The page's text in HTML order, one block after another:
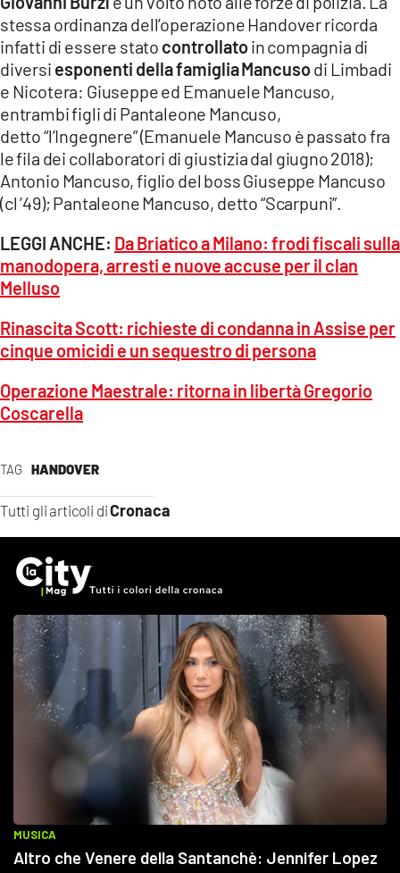
TAG HANDOVER
Tutti gli articoli diCronaca
stessa ordinanza dell’operazione Handover ricorda
infatti di essere stato controllatoin compagnia di
diversi esponenti della famigliaMancusodi Limbadi
e Nicotera: Giuseppe ed Emanuele Mancuso,
entrambi figli di Pantaleone Mancuso,
detto “l’Ingegnere” (Emanuele Mancuso è passato fra
le fila dei collaboratori di giustizia dal giugno 2018);
Antonio Mancuso, figlio del boss Giuseppe Mancuso
(cl ’49); Pantaleone Mancuso, detto “Scarpuni”.
LEGGI ANCHE: Da Briatico a Milano: frodi fiscali sulla
manodopera, arresti e nuove accuse per il clan
Melluso
Rinascita Scott: richieste di condanna in Assise per
cinque omicidi e un sequestro di persona
Operazione Maestrale: ritorna in libertà Gregorio
Coscarella